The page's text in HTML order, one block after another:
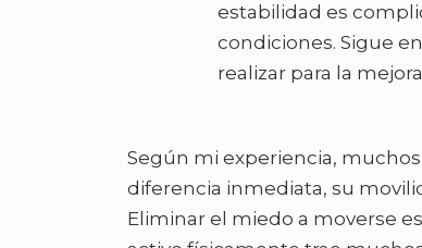
estabilidad es
condiciones. Sigue
realizar para la
Según mi experiencia,
diferencia inmediata, su
Eliminar el miedo a moverse